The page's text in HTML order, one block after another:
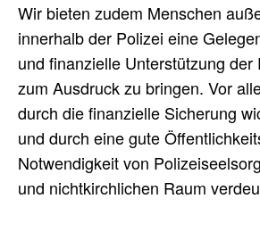
Wir bieten zudem Menschen
innerhalb der Polizei eine
und finanzielle Unterstützung der
zum Ausdruck zu bringen. Vor
durch die finanzielle Sicherung
und durch eine gute
Notwendigkeit von
und nichtkirchlichen Raum